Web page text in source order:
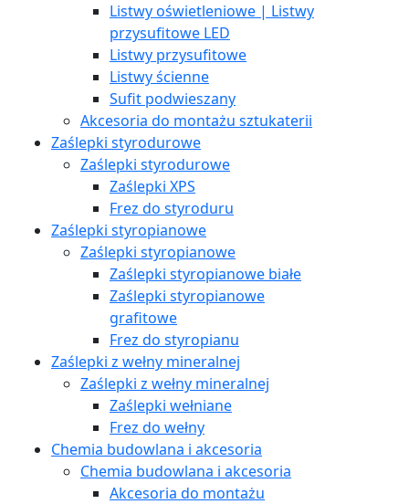
Listwy oświetleniowe | Listwy
przysufitowe LED
Listwy przysufitowe
Listwy ścienne
Sufit podwieszany
Akcesoria do montażu sztukaterii
Zaślepki styrodurowe
Zaślepki styrodurowe
Zaślepki XPS
Frez do styroduru
Zaślepki styropianowe
Zaślepki styropianowe
Zaślepki styropianowe białe
Zaślepki styropianowe
grafitowe
Frez do styropianu
Zaślepki z wełny mineralnej
Zaślepki z wełny mineralnej
Zaślepki wełniane
Frez do wełny
Chemia budowlana i akcesoria
Chemia budowlana i akcesoria
Akcesoria do montażu